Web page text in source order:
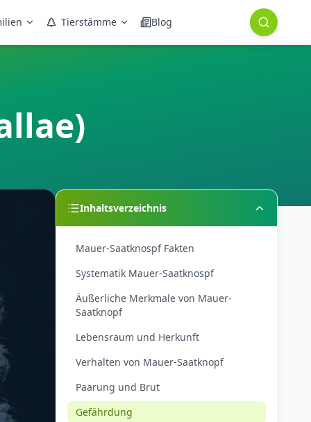
Tierstämme Blog
Inhaltsverzeichnis
Mauer-Saatknospf Fakten
Systematik Mauer-Saatknospf
Äußerliche Merkmale von Mauer-
Saatknopf
Lebensraum und Herkunft
Verhalten von Mauer-Saatknopf
Paarung und Brut
Gefährdung